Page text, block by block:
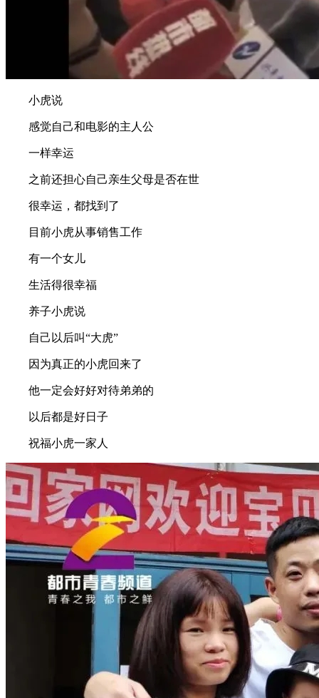
小虎说
感觉自己和电影的主人公
一样幸运
之前还担心自己亲生父母是否在世
很幸运，都找到了
目前小虎从事销售工作
有一个女儿
生活得很幸福
养子小虎说
自己以后叫“大虎”
因为真正的小虎回来了
他一定会好好对待弟弟的
以后都是好日子
祝福小虎一家人